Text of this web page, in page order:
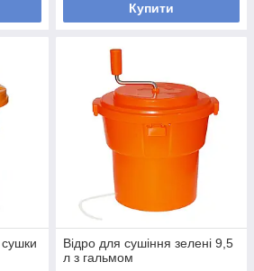
Купити
Відро для сушіння зелені 9,5
л з гальмом